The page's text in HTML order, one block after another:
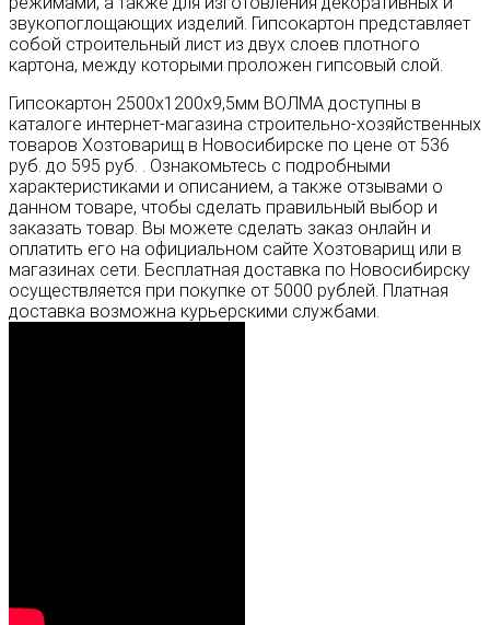
звукопоглощающих изделий. Гипсокартон представляет
собой строительный лист из двух слоев плотного
картона, между которыми проложен гипсовый слой.
Гипсокартон 2500х1200х9,5мм ВОЛМА доступны в
каталоге интернет-магазина строительно-хозяйственных
товаров Хозтоварищ в Новосибирске по цене от 536
руб. до 595 руб. . Ознакомьтесь с подробными
характеристиками и описанием, а также отзывами о
данном товаре, чтобы сделать правильный выбор и
заказать товар. Вы можете сделать заказ онлайн и
оплатить его на официальном сайте Хозтоварищ или в
магазинах сети. Бесплатная доставка по Новосибирску
осуществляется при покупке от 5000 рублей. Платная
доставка возможна курьерскими службами.